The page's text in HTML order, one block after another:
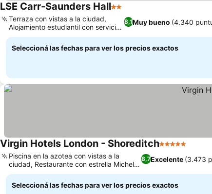
LSE Carr-Saunders Hall2 Estrellas
8,1Muy bueno (4.340
Terraza con vistas a la ciudad,
Alojamiento estudiantil con servicios
de hotel
Seleccioná las fechas para ver los precios exactos
Virgin Hotels London - Shoreditch5 Estrellas
8,7Excelente (3.473
Piscina en la azotea con vistas a la
ciudad, Restaurante con estrella Michelin
de Dani García
Seleccioná las fechas para ver los precios exactos